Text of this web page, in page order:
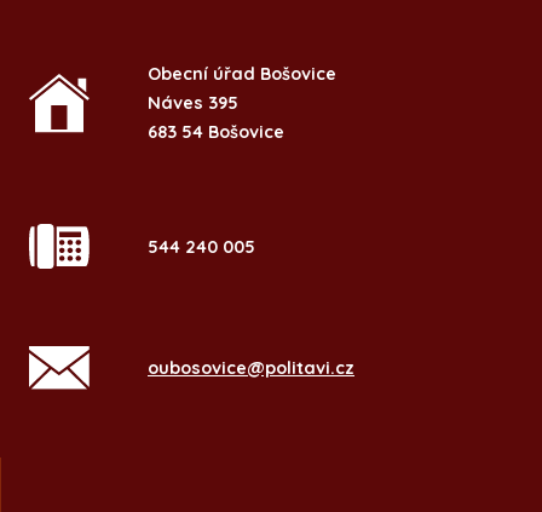
Obecní úřad Bošovice
Náves 395
683 54 Bošovice
544 240 005
oubosovice@politavi.cz